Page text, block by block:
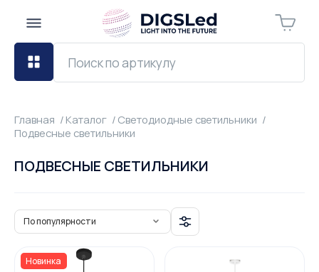
Главная Каталог
Светодиодные светильники
Подвесные светильники
ПОДВЕСНЫЕ СВЕТИЛЬНИКИ
По популярности
Новинка